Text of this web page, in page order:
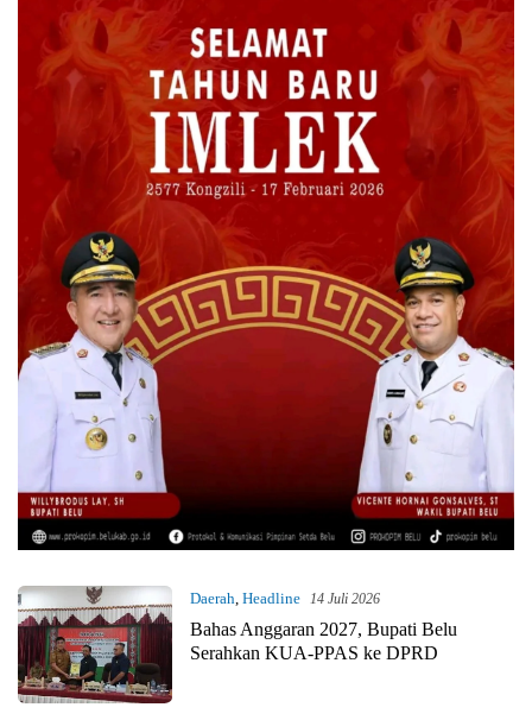
Daerah, Headline 14 Juli 2026
Bahas Anggaran 2027, Bupati Belu
Serahkan KUA-PPAS ke DPRD